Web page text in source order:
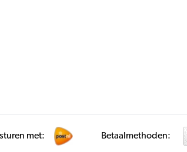
met: Betaalmethoden: